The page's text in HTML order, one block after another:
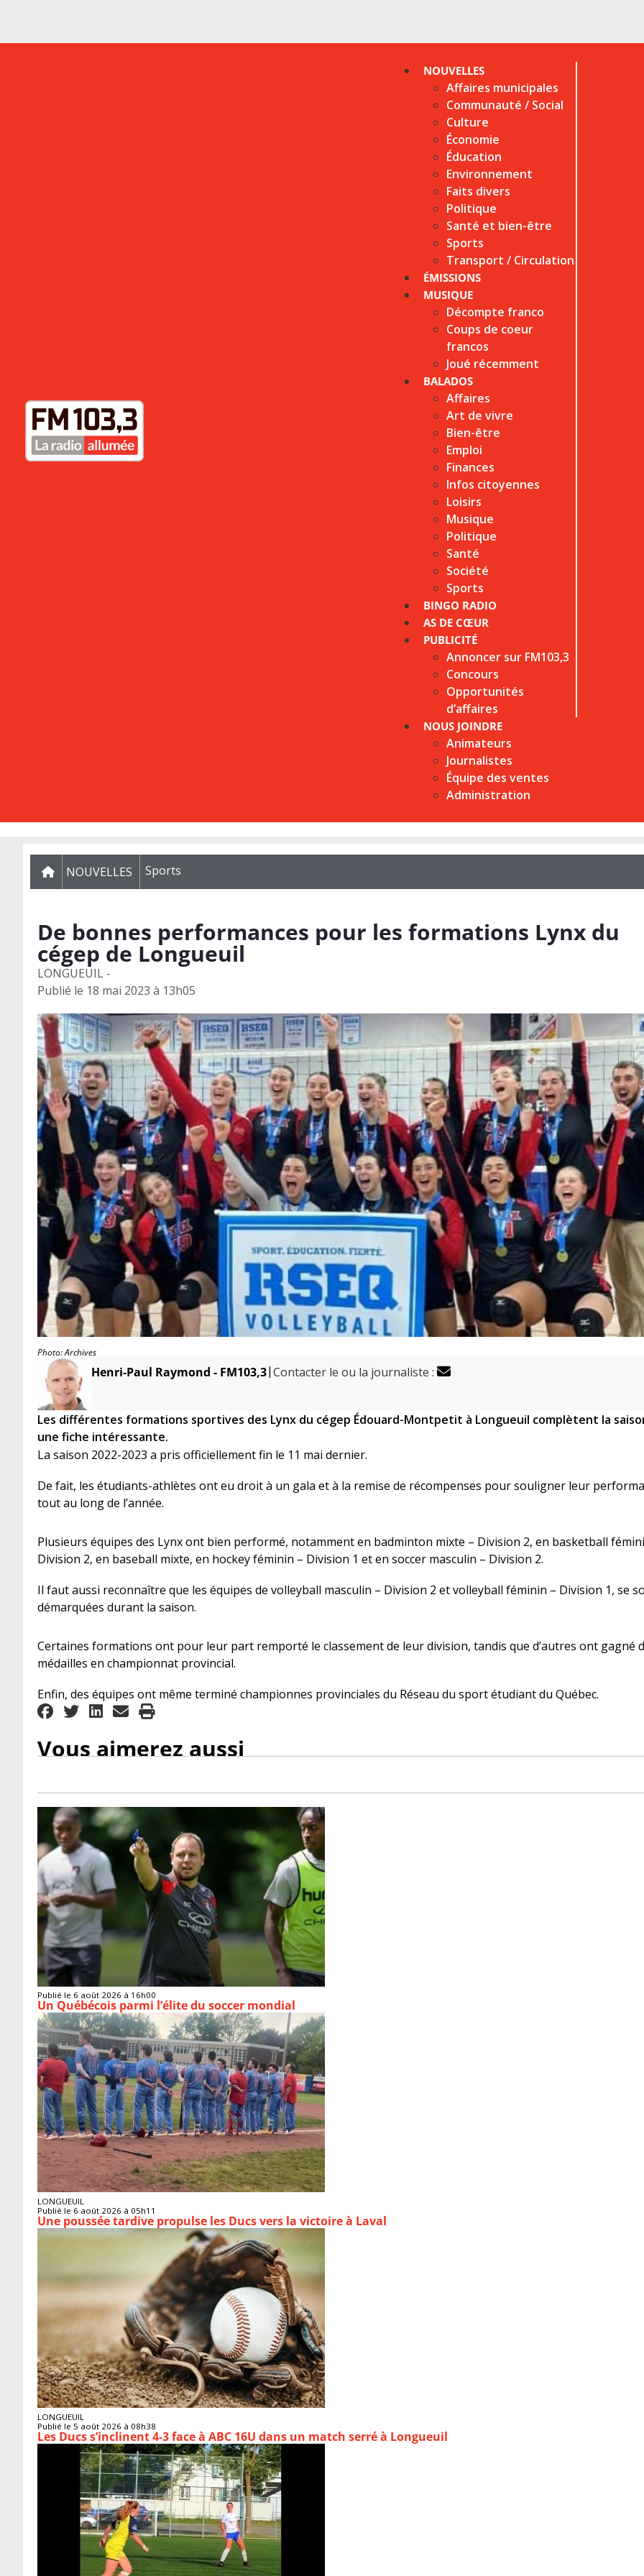
NOUVELLES
Affaires municipales
Communauté / Social
Culture
Économie
Éducation
Environnement
Faits divers
Politique
Santé et bien-être
Sports
Transport / Circulation
ÉMISSIONS
MUSIQUE
Décompte franco
Coups de coeur
francos
Joué récemment
BALADOS
Affaires
Art de vivre
Bien-être
Emploi
Finances
Infos citoyennes
Loisirs
Musique
Politique
Santé
Société
Sports
BINGO RADIO
AS DE CŒUR
PUBLICITÉ
Annoncer sur FM103,3
Concours
Opportunités
d’affaires
NOUS JOINDRE
Animateurs
Journalistes
Équipe des ventes
Administration
NOUVELLES Sports
De bonnes performances pour les formations Lynx du
cégep de Longueuil
LONGUEUIL -
Publié le 18 mai 2023 à 13h05
Photo: Archives
Henri-Paul Raymond - FM103,3|Contacter le ou la journaliste :
Les différentes formations sportives des Lynx du cégep Édouard-Montpetit à Longueuil complètent la
une fiche intéressante.
La saison 2022-2023 a pris officiellement fin le 11 mai dernier.
De fait, les étudiants-athlètes ont eu droit à un gala et à la remise de récompenses pour souligner leur
tout au long de l’année.
Plusieurs équipes des Lynx ont bien performé, notamment en badminton mixte – Division 2, en basketball
Division 2, en baseball mixte, en hockey féminin – Division 1 et en soccer masculin – Division 2.
Il faut aussi reconnaître que les équipes de volleyball masculin – Division 2 et volleyball féminin – Division 1, se
démarquées durant la saison.
Certaines formations ont pour leur part remporté le classement de leur division, tandis que d’autres ont gagné
médailles en championnat provincial.
Enfin, des équipes ont même terminé championnes provinciales du Réseau du sport étudiant du Québec.
Vous aimerez aussi
Publié le 6 août 2026 à 16h00
Un Québécois parmi l’élite du soccer mondial
LONGUEUIL
Publié le 6 août 2026 à 05h11
Une poussée tardive propulse les Ducs vers la victoire à Laval
LONGUEUIL
Publié le 5 août 2026 à 08h38
Les Ducs s’inclinent 4‑3 face à ABC 16U dans un match serré à Longueuil